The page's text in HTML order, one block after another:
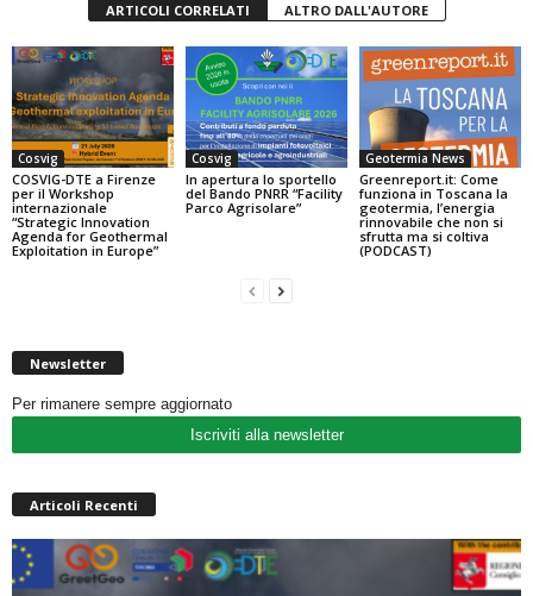
ARTICOLI CORRELATI ALTRO DALL'AUTORE
Cosvig
COSVIG-DTE a Firenze
per il Workshop
internazionale
“Strategic Innovation
Agenda for Geothermal
Exploitation in Europe”
Cosvig
In apertura lo sportello
del Bando PNRR “Facility
Parco Agrisolare”
Geotermia News
Greenreport.it: Come
funziona in Toscana la
geotermia, l’energia
rinnovabile che non si
sfrutta ma si coltiva
(PODCAST)
Newsletter
Per rimanere sempre aggiornato
Iscriviti alla newsletter
Articoli Recenti